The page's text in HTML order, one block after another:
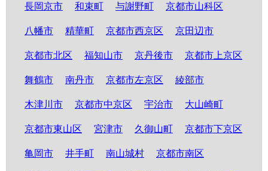
長岡京市
和束町 与謝野町 京都市山科区
八幡市 精華町 京都市西京区 京田辺市
京都市北区 福知山市 京丹後市 京都市上京区
舞鶴市 南丹市 京都市左京区 綾部市
木津川市 京都市中京区 宇治市 大山崎町
京都市東山区 宮津市 久御山町 京都市下京区
亀岡市 井手町 南山城村 京都市南区